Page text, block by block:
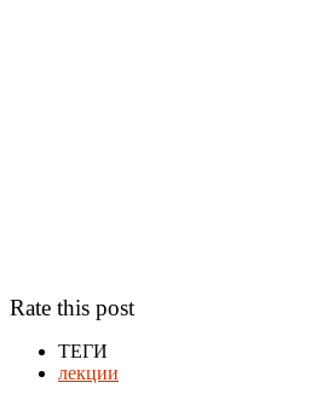
Rate this post
ТЕГИ
лекции